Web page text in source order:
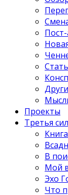
Проекты
Третья
В
Мой
Эхо
Что